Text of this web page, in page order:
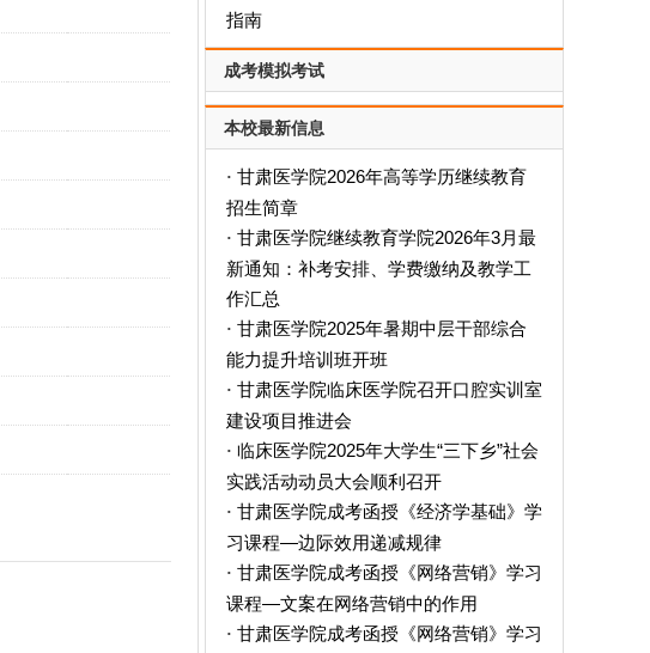
指南
成考模拟考试
本校最新信息
· 甘肃医学院2026年高等学历继续教育
招生简章
· 甘肃医学院继续教育学院2026年3月最
新通知：补考安排、学费缴纳及教学工
作汇总
· 甘肃医学院2025年暑期中层干部综合
能力提升培训班开班
· 甘肃医学院临床医学院召开口腔实训室
建设项目推进会
· 临床医学院2025年大学生“三下乡”社会
实践活动动员大会顺利召开
· 甘肃医学院成考函授《经济学基础》学
习课程—边际效用递减规律
· 甘肃医学院成考函授《网络营销》学习
课程—文案在网络营销中的作用
· 甘肃医学院成考函授《网络营销》学习